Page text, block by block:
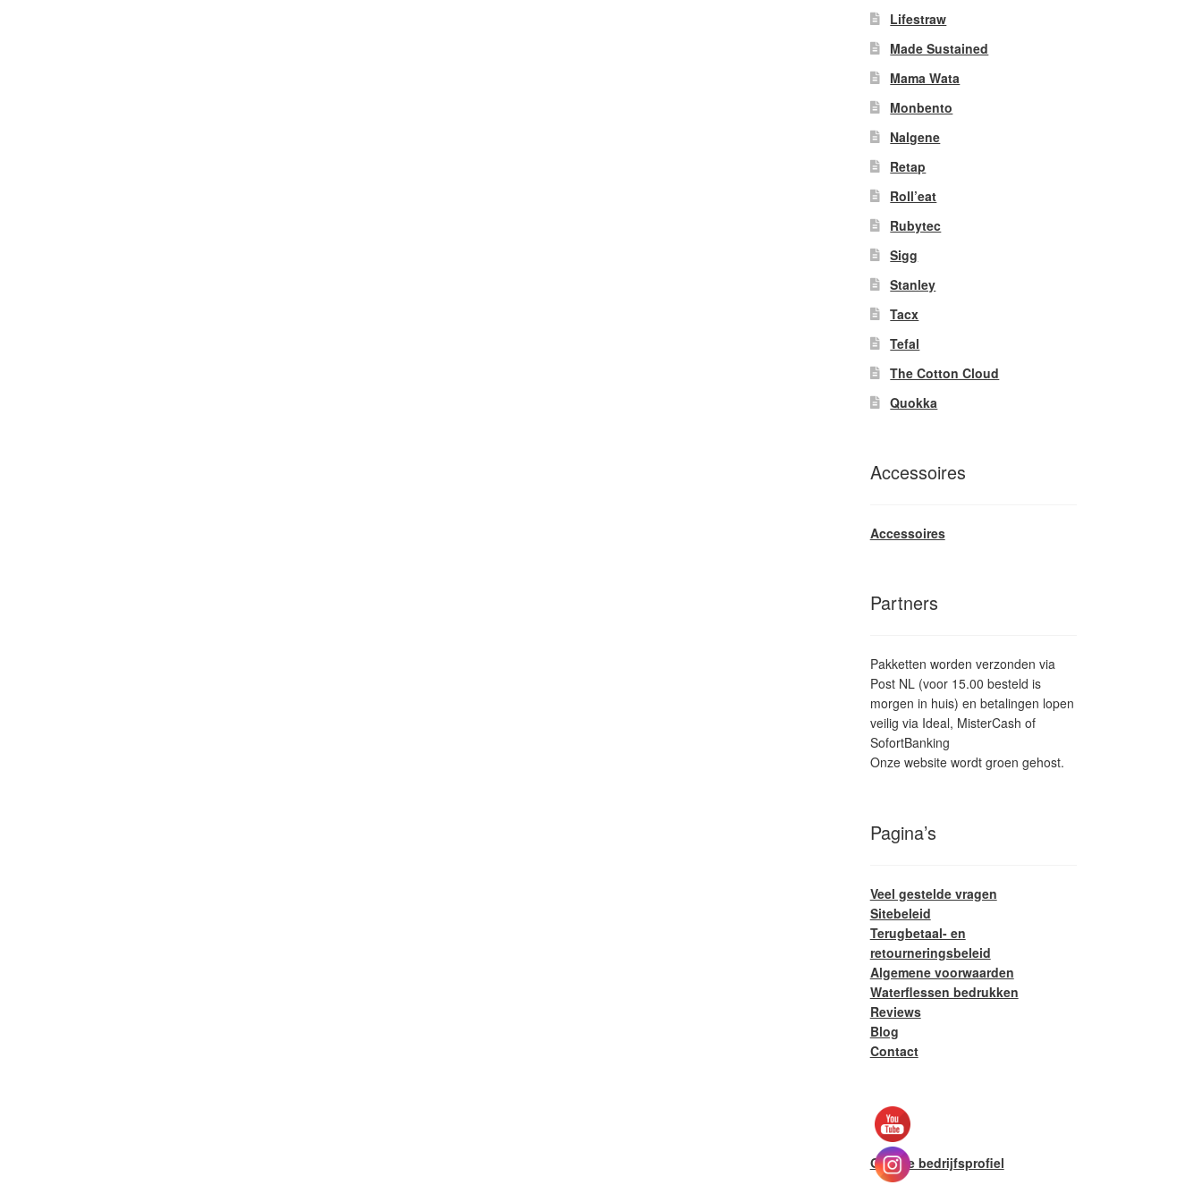
Lifestraw
Made Sustained
Mama Wata
Monbento
Nalgene
Retap
Roll’eat
Rubytec
Sigg
Stanley
Tacx
Tefal
The Cotton Cloud
Quokka
Accessoires
Accessoires
Partners
Pakketten worden verzonden via
Post NL (voor 15.00 besteld is
morgen in huis) en betalingen lopen
veilig via Ideal, MisterCash of
SofortBanking
Onze website wordt groen gehost.
Pagina’s
Veel gestelde vragen
Sitebeleid
Terugbetaal- en
retourneringsbeleid
Algemene voorwaarden
Waterflessen bedrukken
Reviews
Blog
Contact
Google bedrijfsprofiel